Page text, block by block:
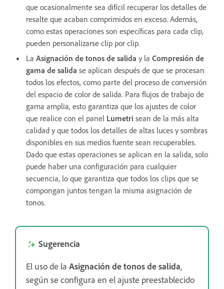
que ocasionalmente sea difícil recuperar los detalles de
resalte que acaban comprimidos en exceso. Además,
como estas operaciones son específicas para cada clip,
pueden personalizarse clip por clip.
La Asignación de tonos de salida y la Compresión de
gama de salida se aplican después de que se procesan
todos los efectos, como parte del proceso de conversión
del espacio de color de salida. Para flujos de trabajo de
gama amplia, esto garantiza que los ajustes de color
que realice con el panel Lumetri sean de la más alta
calidad y que todos los detalles de altas luces y sombras
disponibles en sus medios fuente sean recuperables.
Dado que estas operaciones se aplican en la salida, solo
puede haber una configuración para cualquier
secuencia, lo que garantiza que todos los clips que se
compongan juntos tengan la misma asignación de
tonos.
Sugerencia
El uso de la Asignación de tonos de salida,
según se configura en el ajuste preestablecido